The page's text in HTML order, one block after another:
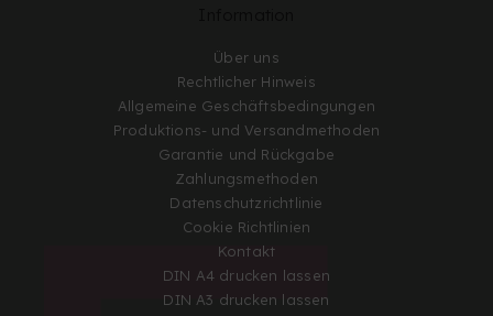
Über uns
Rechtlicher Hinweis
Allgemeine Geschäftsbedingungen
Produktions- und Versandmethoden
Garantie und Rückgabe
Zahlungsmethoden
Datenschutzrichtlinie
Cookie Richtlinien
Kontakt
DIN A4 drucken lassen
DIN A3 drucken lassen